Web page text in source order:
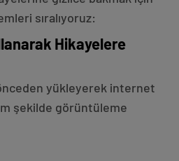
sıralıyoruz:
Hikayelere
yükleyerek internet
şekilde görüntüleme